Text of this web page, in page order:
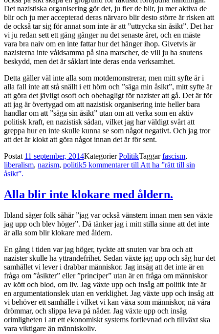
Det nazistiska organisering gör det, ju fler de blir, ju mer aktiva de
blir och ju mer accepterad deras närvaro blir desto större är risken att
de också tar sig för annat som inte är att ”uttrycka sin åsikt”. Det har
vi ju redan sett ett gäng gånger nu det senaste året, och en måste
vara bra naiv om en inte fattar hur det hänger ihop. Givetvis är
nazisterna inte våldsamma på sina marscher, de vill ju ha snutens
beskydd, men det är såklart inte deras enda verksamhet.
Detta gäller väl inte alla som motdemonstrerar, men mitt syfte är i
alla fall inte att stå snällt i ett hörn och ”säga min åsikt”, mitt syfte är
att göra det jävligt osoft och obehagligt för nazister att gå. Det är för
att jag är övertygad om att nazistisk organisering inte heller bara
handlar om att ”säga sin åsikt” utan om att verka som en aktiv
politisk kraft, en nazistisk sådan, vilket jag har väldigt svårt att
greppa hur en inte skulle kunna se som något negativt. Och jag tror
att det är klokt att göra något innan det är för sent.
Postat 11 september, 2014KategorierPolitikTaggarfascism,
liberalism, nazism, politik5 kommentarertill Att ha ”rätt till sin
åsikt”.
Alla blir inte klokare med åldern.
Ibland säger folk såhär ”jag var också vänstern innan men sen växte
jag upp och blev höger”. Då tänker jag i mitt stilla sinne att det inte
är alla som blir klokare med åldern.
En gång i tiden var jag höger, tyckte att snuten var bra och att
nazister skulle ha yttrandefrihet. Sedan växte jag upp och såg hur det
samhället vi lever i drabbar människor. Jag insåg att det inte är en
fråga om ”åsikter” eller ”principer” utan är en fråga om människor
av kött och blod, om liv. Jag växte upp och insåg att politik inte är
en argumentationslek utan en verklighet. Jag växte upp och insåg att
vi behöver ett samhälle i vilket vi kan växa som människor, nå våra
drömmar, och slippa leva på nåder. Jag växte upp och insåg
orimligheten i att ett ekonomiskt systems fortlevnad och tillväxt ska
vara viktigare än människoliv.